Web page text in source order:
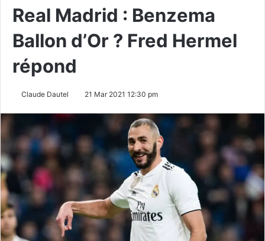
Real Madrid : Benzema
Ballon d’Or ? Fred Hermel
répond
Claude Dautel 21 Mar 2021 12:30 pm